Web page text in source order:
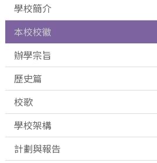
學校簡介
本校校徽
辦學宗旨
歷史篇
校歌
學校架構
計劃與報告